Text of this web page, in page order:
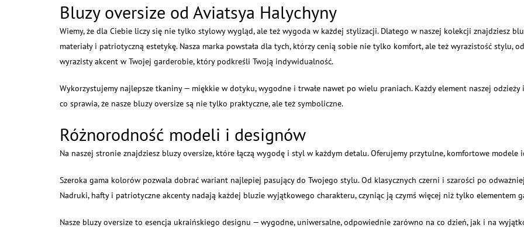
Bluzy oversize od Aviatsya Halychyny
Wiemy, że dla Ciebie liczy się nie tylko stylowy wygląd, ale też wygoda w każdej stylizacji. Dlatego w naszej kolekcji znajdziesz
materiały i patriotyczną estetykę. Nasza marka powstała dla tych, którzy cenią sobie nie tylko komfort, ale też wyrazistość stylu,
wyrazisty akcent w Twojej garderobie, który podkreśli Twoją indywidualność.
Wykorzystujemy najlepsze tkaniny — miękkie w dotyku, wygodne i trwałe nawet po wielu praniach. Każdy element naszej
co sprawia, że nasze bluzy oversize są nie tylko praktyczne, ale też symboliczne.
Różnorodność modeli i designów
Na naszej stronie znajdziesz bluzy oversize, które łączą wygodę i styl w każdym detalu. Oferujemy przytulne, komfortowe modele
Szeroka gama kolorów pozwala dobrać wariant najlepiej pasujący do Twojego stylu. Od klasycznych czerni i szarości po
Nadruki, hafty i patriotyczne akcenty nadają każdej bluzie wyjątkowego charakteru, czyniąc ją czymś więcej niż tylko elementem
Nasze bluzy oversize to esencja ukraińskiego designu — wygodne, uniwersalne, odpowiednie zarówno na co dzień, jak i na